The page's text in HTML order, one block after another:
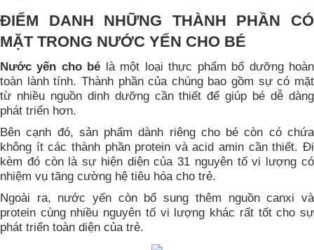
ĐIỂM DANH NHỮNG THÀNH PHẦN CÓ
MẶT TRONG NƯỚC YẾN CHO BÉ
Nước yến cho bé là một loại thực phẩm bổ dưỡng hoàn
toàn lành tính. Thành phần của chúng bao gồm sự có mặt
từ nhiều nguồn dinh dưỡng cần thiết để giúp bé dễ dàng
phát triển hơn.
Bên cạnh đó, sản phẩm dành riêng cho bé còn có chứa
không ít các thành phần protein và acid amin cần thiết. Đi
kèm đó còn là sự hiện diện của 31 nguyên tố vi lượng có
nhiệm vụ tăng cường hệ tiêu hóa cho trẻ.
Ngoài ra, nước yến còn bổ sung thêm nguồn canxi và
protein cùng nhiều nguyên tố vi lượng khác rất tốt cho sự
phát triển toàn diện của trẻ.